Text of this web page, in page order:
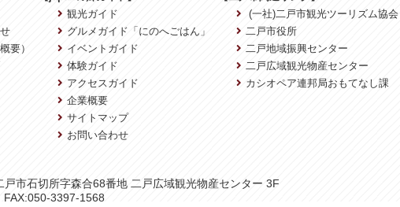
要）
観光ガイド
グルメガイド「にのへごはん」
イベントガイド
体験ガイド
アクセスガイド
企業概要
サイトマップ
お問い合わせ
(一社)二戸市観光ツーリズム協
二戸市役所
二戸地域振興センター
二戸広域観光物産センター
カシオペア連邦局おもてなし課
市石切所字森合68番地 二戸広域観光物産センター 3F
3397-1568